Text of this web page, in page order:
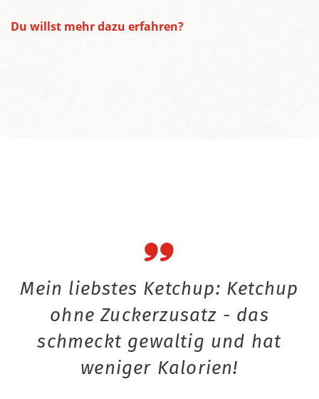
Du willst mehr dazu erfahren?
Mein liebstes Ketchup: Ketchup
ohne Zuckerzusatz - das
schmeckt gewaltig und hat
weniger Kalorien!